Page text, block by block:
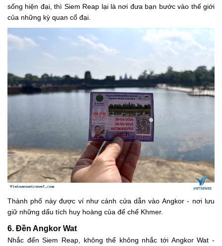
sống hiện đại, thì Siem Reap lại là nơi đưa bạn bước vào thế giới
của những kỳ quan cổ đại.
Thành phố này được ví như cánh cửa dẫn vào Angkor - nơi lưu
giữ những dấu tích huy hoàng của đế chế Khmer.
6. Đền Angkor Wat
Nhắc đến Siem Reap, không thể không nhắc tới Angkor Wat -